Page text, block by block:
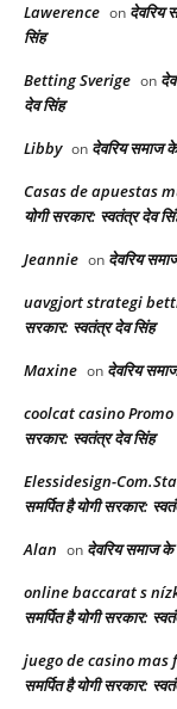
Lawerence on देवरिय
सिंह
Betting Sverige on
देव सिंह
Libby on देवरिय समाज
Casas de apuestas
योगी सरकार: स्वतंत्र देव
Jeannie on देवरिय
uavgjort strategi
सरकार: स्वतंत्र देव सिंह
Maxine on देवरिय
coolcat casino Promo
सरकार: स्वतंत्र देव सिंह
Elessidesign-
समर्पित है योगी सरकार:
Alan on देवरिय समाज के
online baccarat s
समर्पित है योगी सरकार:
juego de casino mas
समर्पित है योगी सरकार: